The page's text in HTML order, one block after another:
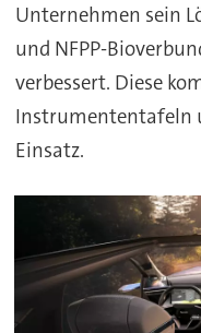
Unternehmen sein
und NFPP-
verbessert. Diese
Instrumententafeln
Einsatz.